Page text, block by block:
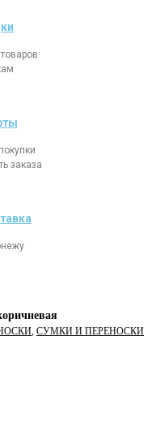
заказа
, СУМКИ И ПЕРЕНОСКИ